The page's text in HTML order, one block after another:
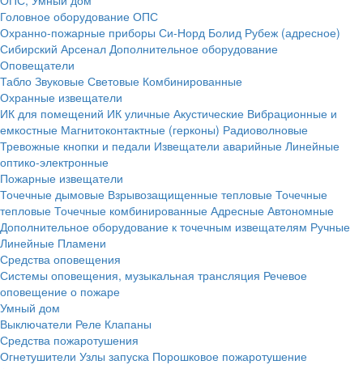
Головное оборудование ОПС
Охранно-пожарные приборы Си-Норд Болид Рубеж (адресное)
Сибирский Арсенал Дополнительное оборудование
Оповещатели
Табло Звуковые Световые Комбинированные
Охранные извещатели
ИК для помещений ИК уличные Акустические Вибрационные и
емкостные Магнитоконтактные (герконы) Радиоволновые
Тревожные кнопки и педали Извещатели аварийные Линейные
оптико-электронные
Пожарные извещатели
Точечные дымовые Взрывозащищенные тепловые Точечные
тепловые Точечные комбинированные Адресные Автономные
Дополнительное оборудование к точечным извещателям Ручные
Линейные Пламени
Средства оповещения
Системы оповещения, музыкальная трансляция Речевое
оповещение о пожаре
Умный дом
Выключатели Реле Клапаны
Средства пожаротушения
Огнетушители Узлы запуска Порошковое пожаротушение